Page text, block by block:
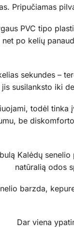
Pripučiamas
PVC tipo
po kelių
sekundes –
susilanksto iki
todėl tinka
be
Kalėdų
natūralią odos
barzda,
Dar viena